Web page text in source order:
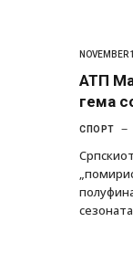
АТП
гема
СПОРТ
сезоната